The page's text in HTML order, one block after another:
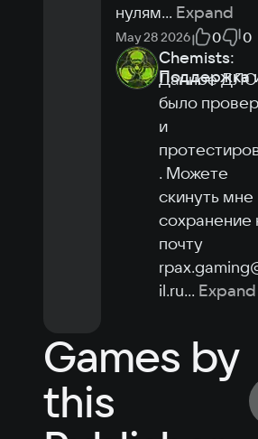
нулям... Expand
May 28 2026 0 0
Chemists:
Поддержка
Данное ДЛС
было
и
. Можете
скинуть мне
сохранение
почту
il.ru... Expand
Games by
this